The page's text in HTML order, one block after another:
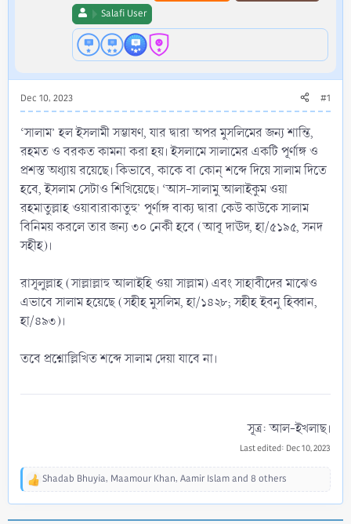
Salafi User
Dec 10, 2023 #1
‘সালাম’ হল ইসলামী সম্ভাষণ, যার দ্বারা অপর মুসলিমের জন্য শান্তি,
রহমত ও বরকত কামনা করা হয়। ইসলামে সালামের একটি পূর্ণাঙ্গ ও
প্রশস্ত অধ্যায় রয়েছে। কিভাবে, কাকে বা কোন্ শব্দে দিয়ে সালাম দিতে
হবে, ইসলাম সেটাও শিখিয়েছে। ‘আস-সালামু আলাইকুম ওয়া
রহমাতুল্লাহ ওয়াবারাকাতুহু’ পূর্ণাঙ্গ বাক্য দ্বারা কেউ কাউকে সালাম
বিনিময় করলে তার জন্য ৩০ নেকী হবে (আবূ দাঊদ, হা/৫১৯৫, সনদ
সহীহ)।
রাসূলুল্লাহ (সাল্লাল্লাহু আলাইহি ওয়া সাল্লাম) এবং সাহাবীদের মাঝেও
এভাবে সালাম হয়েছে (সহীহ মুসলিম, হা/১৪২৮; সহীহ ইবনু হিব্বান,
হা/৪৯৩)।
তবে প্রশ্নোল্লিখিত শব্দে সালাম দেয়া যাবে না।
সূত্র: আল-ইখলাছ।​
Last edited: Dec 10, 2023
R
Shadab Bhuyia, Maamour Khan, Aamir Islamand 8 others